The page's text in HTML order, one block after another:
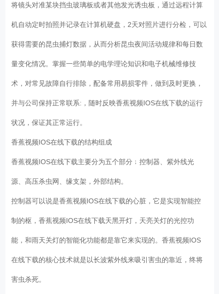
将镜头对准某块挡虫玻璃板或者其他发光诱虫板，通过远程计算
机自动定时拍照并记录在计算机硬盘，2天对照片进行分检，可以
获得需要的昆虫捕灯数据，从而分析昆虫夜间活动规律和每日数
量变化情况。掌握一些简单的电学理论知识和电子机械维修技
术，对常见故障自行排除，配备常用易损零件，做到及时更换，
并与公司保持正常联系:，随时反映香蕉视频IOS在线下载的运行
状况，保证其正常运行。
香蕉视频IOS在线下载的结构组成
香蕉视频IOS在线下载主要分为五个部分﹔控制器、紫外线光
源、高压杀虫网、缘支架，外部结构。
控制器可以说是香蕉视频IOS在线下载的心脏，它是实现智能控
制的枢，香蕉视频IOS在线下载天黑开灯，天亮关灯的光控功
能，和雨天关灯的智能化功能都是靠它来实现的。香蕉视频IOS
在线下载的核心技术就是以长波紫外线来吸引害虫的靠近，终将
害虫杀死。